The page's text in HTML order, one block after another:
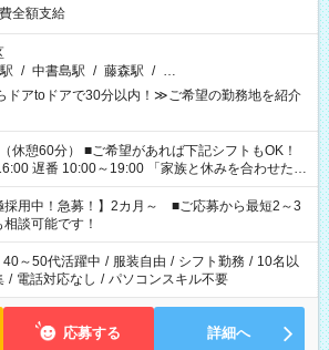
全額支給
/ 中書島駅 / 藤森駅 / …
ドアtoドアで30分以内！≫ご希望の勤務地を紹介
があれば下記シフトもOK！
10:00～19:00 「家族と休みを合わせた
持って夕飯の準備がしたい」 「できれば残業はし
、ご希望を教えてくださいね。 ※Wワーク希望
のお仕事で希望する勤務時間と、もう1つのお仕事
合計で週40時間を超える場合は応募できません。
採用中！急募！】2カ月～ ■ご応募から最短2～3
談可能です！
40～50代活躍中 / 服装自由 / シフト勤務 / 10名以
/ 電話対応なし / パソコンスキル不要
応募する 詳細へ